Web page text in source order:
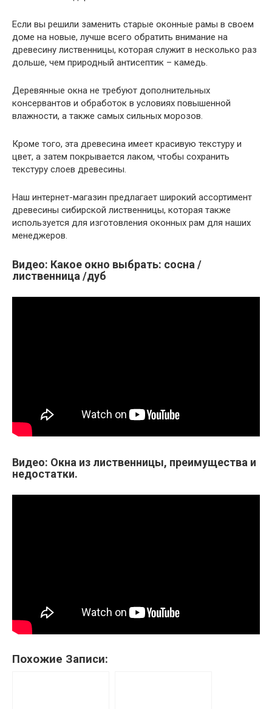
Если вы решили заменить старые оконные рамы в своем
доме на новые, лучше всего обратить внимание на
древесину лиственницы, которая служит в несколько раз
дольше, чем природный антисептик – камедь.
Деревянные окна не требуют дополнительных
консервантов и обработок в условиях повышенной
влажности, а также самых сильных морозов.
Кроме того, эта древесина имеет красивую текстуру и
цвет, а затем покрывается лаком, чтобы сохранить
текстуру слоев древесины.
Наш интернет-магазин предлагает широкий ассортимент
древесины сибирской лиственницы, которая также
используется для изготовления оконных рам для наших
менеджеров.
Видео: Какое окно выбрать: сосна /
лиственница /дуб
Видео: Окна из лиственницы, преимущества и
недостатки.
Похожие Записи: